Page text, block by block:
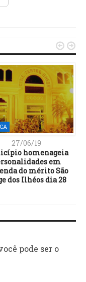
27/06/19
homenageia
em
do mérito São
dos Ilhéos dia 28
 
pode ser o